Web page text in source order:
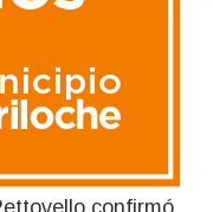
pago
los
de junio
confirmó